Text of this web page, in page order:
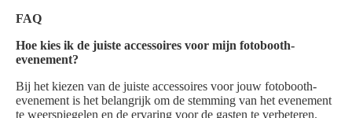
FAQ
Hoe kies ik de juiste accessoires voor mijn fotobooth-
evenement?
Bij het kiezen van de juiste accessoires voor jouw fotobooth-
evenement is het belangrijk om de stemming van het evenement
te weerspiegelen en de ervaring voor de gasten te verbeteren.